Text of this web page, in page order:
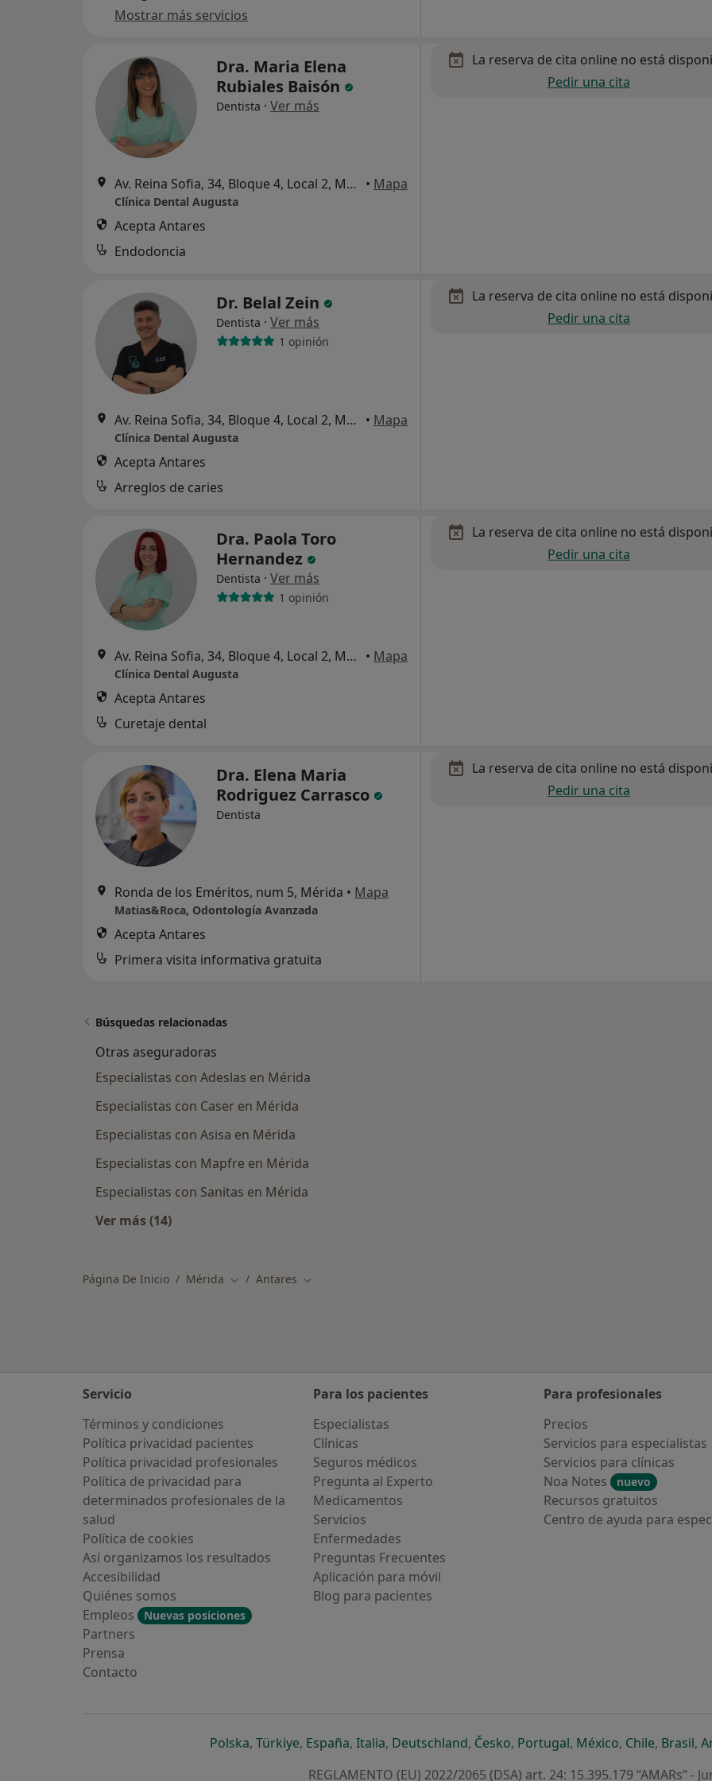
Mostrar más servicios
Dra. Maria Elena
Rubiales Baisón
Dentista · Ver más
Av. Reina Sofia, 34, Bloque 4, Local 2, Mérida • Mapa
Clínica Dental Augusta
Acepta Antares
Endodoncia
La reserva de cita online no está
Pedir una cita
Dr. Belal Zein
Dentista · Ver más
1 opinión
Av. Reina Sofia, 34, Bloque 4, Local 2, Mérida • Mapa
Clínica Dental Augusta
Acepta Antares
Arreglos de caries
La reserva de cita online no está
Pedir una cita
Dra. Paola Toro
Hernandez
Dentista · Ver más
1 opinión
Av. Reina Sofia, 34, Bloque 4, Local 2, Mérida • Mapa
Clínica Dental Augusta
Acepta Antares
Curetaje dental
La reserva de cita online no está
Pedir una cita
Dra. Elena Maria
Rodriguez Carrasco
Dentista
Ronda de los Eméritos, num 5, Mérida • Mapa
Matias&Roca, Odontología Avanzada
Acepta Antares
Primera visita informativa gratuita
La reserva de cita online no está
Pedir una cita
Búsquedas relacionadas
Otras aseguradoras
Especialistas con Adeslas en Mérida
Especialistas con Caser en Mérida
Especialistas con Asisa en Mérida
Especialistas con Mapfre en Mérida
Especialistas con Sanitas en Mérida
Ver más (14)
Página De Inicio Mérida Cambiar de ciudad
Antares Cambiar de ciudad
Servicio
Términos y condiciones
Política privacidad pacientes
Política privacidad profesionales
Política de privacidad para
determinados profesionales de la
salud
Política de cookies
Así organizamos los resultados
Accesibilidad
Quiénes somos
Empleos
Nuevas posiciones
Partners
Prensa
Contacto
Para los pacientes
Especialistas
Clínicas
Seguros médicos
Pregunta al Experto
Medicamentos
Servicios
Enfermedades
Preguntas Frecuentes
Aplicación para móvil
Blog para pacientes
Para profesionales
Precios
Servicios para especialistas
Servicios para clínicas
Noa Notes
nuevo
Recursos gratuitos
Centro de ayuda para
Polskase abre en una nueva pestaña
, Türkiyese abre en una nueva pestaña
, Españase abre en una nueva pestaña
, Italiase abre en una nueva pestaña
, Deutschlandse abre en una nueva pestaña
, Českose abre en una nueva pestaña
, Portugalse abre en una nueva
, Méxicose abre en una
, Chilese abre
, Brasilse
,
REGLAMENTO (EU) 2022/2065 (DSA) art. 24: 15.395.179 “AMARs” -